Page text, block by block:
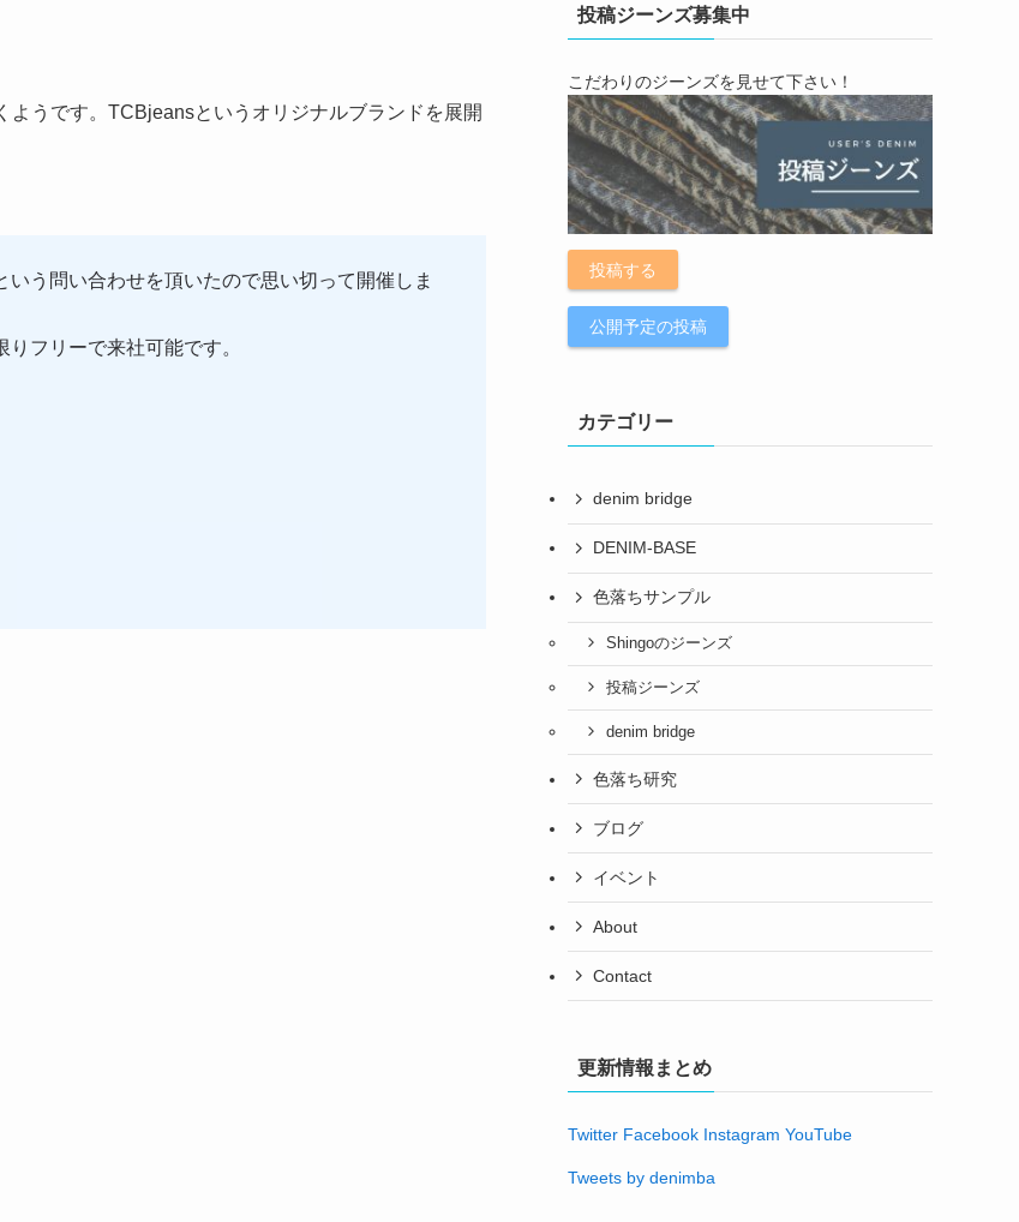
ようです。TCBjeansというオリジナルブランドを展開
う問い合わせを頂いたので思い切って開催しま
フリーで来社可能です。
投稿ジーンズ募集中
こだわりのジーンズを見せて下さい！
投稿する
公開予定の投稿
カテゴリー
denim bridge
DENIM-BASE
色落ちサンプル
Shingoのジーンズ
投稿ジーンズ
denim bridge
色落ち研究
ブログ
イベント
About
Contact
更新情報まとめ
Twitter Facebook Instagram YouTube
Tweets by denimba